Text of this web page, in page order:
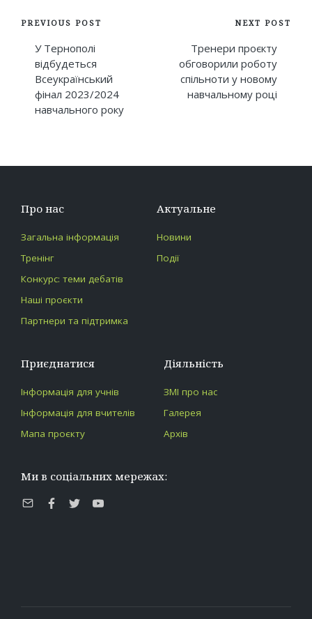
Post
navigation
PREVIOUS POST
У Тернополі
відбудеться
Всеукраїнський
фінал 2023/2024
навчального року
NEXT POST
Тренери проєкту
обговорили роботу
спільноти у новому
навчальному році
Про нас
Загальна інформація
Тренінг
Конкурс: теми дебатів
Наші проєкти
Партнери та підтримка
Актуальне
Новини
Події
Приєднатися
Інформація для учнів
Інформація для вчителів
Мапа проєкту
Діяльність
ЗМІ про нас
Галерея
Архів
Ми в соціальних мережах:
E-
Facebook
TwitterYoutube